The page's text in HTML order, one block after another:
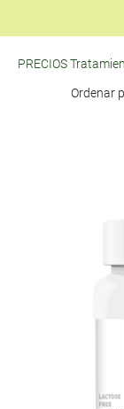
PRECIOS
Ordenar